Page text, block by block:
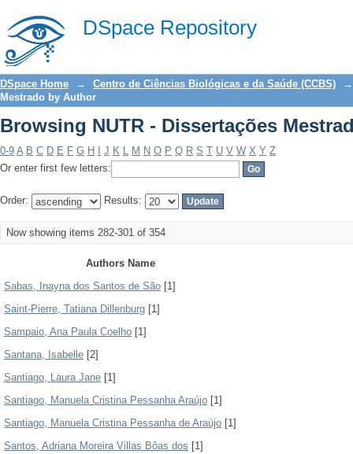
DSpace Repository
Browsing NUTR - Dissertações
DSpace Home → Centro de Ciências Biológicas e da Saúde (CCBS)
→
Mestrado by Author
Browsing NUTR - Dissertações
0-9 A B C D E F G H J K L M N O P Q R S T U V W X Y Z
Or enter first few letters:
Order: Results:
Now showing items 282-301 of 354
Authors Name
Sabas, Inayna dos Santos de São [1]
Saint-Pierre, Tatiana Dillenburg [1]
Sampaio, Ana Paula Coelho [1]
Santana, Isabelle [2]
Santiago, Laura Jane [1]
Santiago, Manuela Cristina Pessanha Araújo [1]
Santiago, Manuela Cristina Pessanha de Araújo [1]
Santos, Adriana Moreira Villas Bôas dos [1]